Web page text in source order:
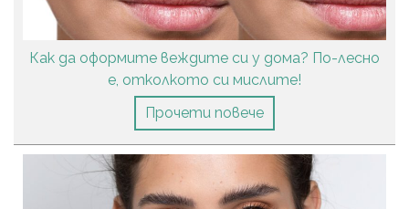
Как да оформите веждите си у дома? По-лесно
е, отколкото си мислите!
Прочети повече